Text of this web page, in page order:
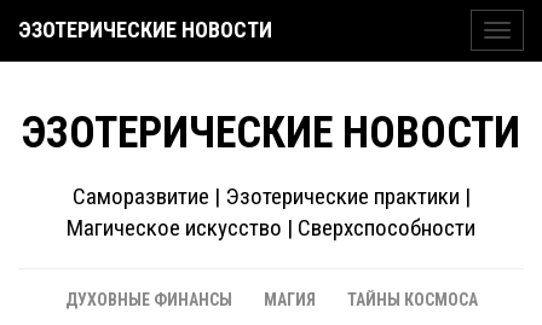
ЭЗОТЕРИЧЕСКИЕ НОВОСТИ
ЭЗОТЕРИЧЕСКИЕ НОВОСТИ
Саморазвитие | Эзотерические практики |
Магическое искусство | Сверхспособности
ДУХОВНЫЕ ФИНАНСЫ МАГИЯ
ТАЙНЫ КОСМОСА